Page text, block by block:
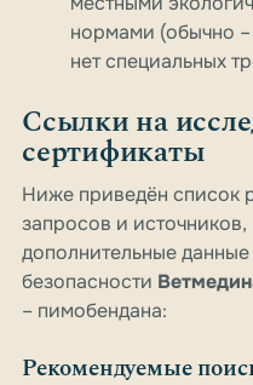
нормами (обычно
нет специальных
Ссылки на
сертификаты
Ниже приведён список
запросов и
дополнительные
безопасности
– пимобендана:
Рекомендуемые